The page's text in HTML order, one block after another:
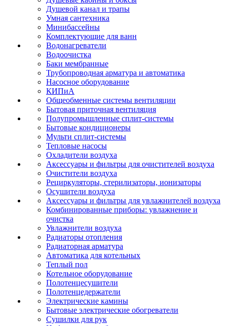
Душевой канал и трапы
Умная сантехника
Минибассейны
Комплектующие для ванн
Водонагреватели
Водоочистка
Баки мембранные
Трубопроводная арматура и автоматика
Насосное оборудование
КИПиА
Общеобменные системы вентиляции
Бытовая приточная вентиляция
Полупромышленные сплит-системы
Бытовые кондиционеры
Мульти сплит-системы
Тепловые насосы
Охладители воздуха
Аксессуары и фильтры для очистителей воздуха
Очистители воздуха
Рециркуляторы, стерилизаторы, ионизаторы
Осушители воздуха
Аксессуары и фильтры для увлажнителей воздуха
Комбинированные приборы: увлажнение и
очистка
Увлажнители воздуха
Радиаторы отопления
Радиаторная арматура
Автоматика для котельных
Теплый пол
Котельное оборудование
Полотенцесушители
Полотенцедержатели
Электрические камины
Бытовые электрические обогреватели
Сушилки для рук